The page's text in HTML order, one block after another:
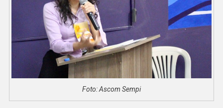
Foto: Ascom Sempi